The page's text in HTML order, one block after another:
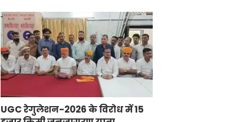
concerned finance company or
bank is l
UGC रेगुलेशन-2026 के विरोध में 15